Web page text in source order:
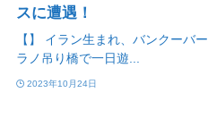
スに遭遇！
【】 イラン生まれ、バンクーバ
ラノ吊り橋で一日遊...
2023年10月24日